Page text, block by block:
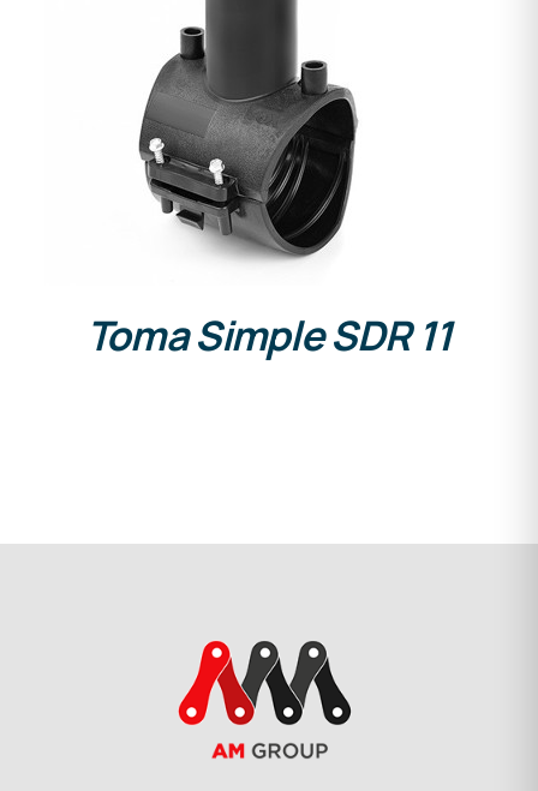
DETALLES
Toma Simple SDR 11